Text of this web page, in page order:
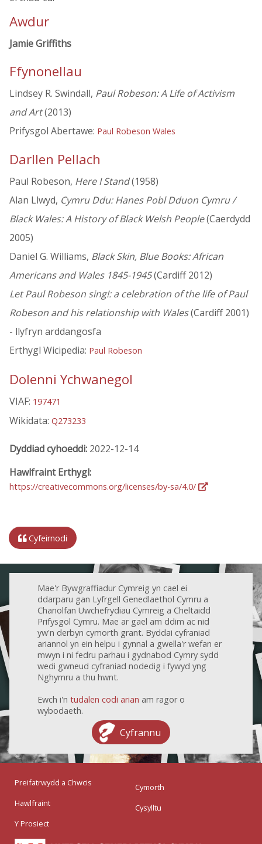
Awdur
Jamie Griffiths
Ffynonellau
Lindsey R. Swindall, Paul Robeson: A Life of Activism
and Art(2013)
Prifysgol Abertawe: Paul Robeson Wales
Darllen Pellach
Paul Robeson, Here I Stand(1958)
Alan Llwyd, Cymru Ddu: Hanes Pobl Dduon Cymru /
Black Wales: A History of Black Welsh People(Caerdydd
2005)
Daniel G. Williams, Black Skin, Blue Books: African
Americans and Wales 1845-1945(Cardiff 2012)
Let Paul Robeson sing!: a celebration of the life of Paul
Robeson and his relationship with Wales(Cardiff 2001)
- llyfryn arddangosfa
Erthygl Wicipedia: Paul Robeson
Dolenni Ychwanegol
VIAF: 197471
Wikidata: Q273233
Dyddiad cyhoeddi: 2022-12-14
Hawlfraint Erthygl:
https://creativecommons.org/licenses/by-sa/4.0/
Cyfeirnodi
Mae'r Bywgraffiadur Cymreig yn cael ei
ddarparu gan Lyfrgell Genedlaethol Cymru a
Chanolfan Uwchefrydiau Cymreig a Cheltaidd
Prifysgol Cymru. Mae ar gael am ddim ac nid
yw'n derbyn cymorth grant. Byddai cyfraniad
ariannol yn ein helpu i gynnal a gwella'r wefan er
mwyn i ni fedru parhau i gydnabod Cymry sydd
wedi gwneud cyfraniad nodedig i fywyd yng
Nghymru a thu hwnt.
Ewch i'n tudalen codi arian am ragor o
wybodaeth.
Cyfrannu
Preifatrwydd a Chwcis
Hawlfraint
Y Prosiect
Cymorth
Cysylltu